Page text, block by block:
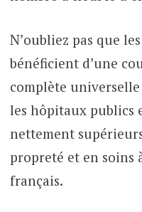
N’oubliez pas que
bénéficient d’une
complète
les hôpitaux publics
nettement
propreté et en soins
français.